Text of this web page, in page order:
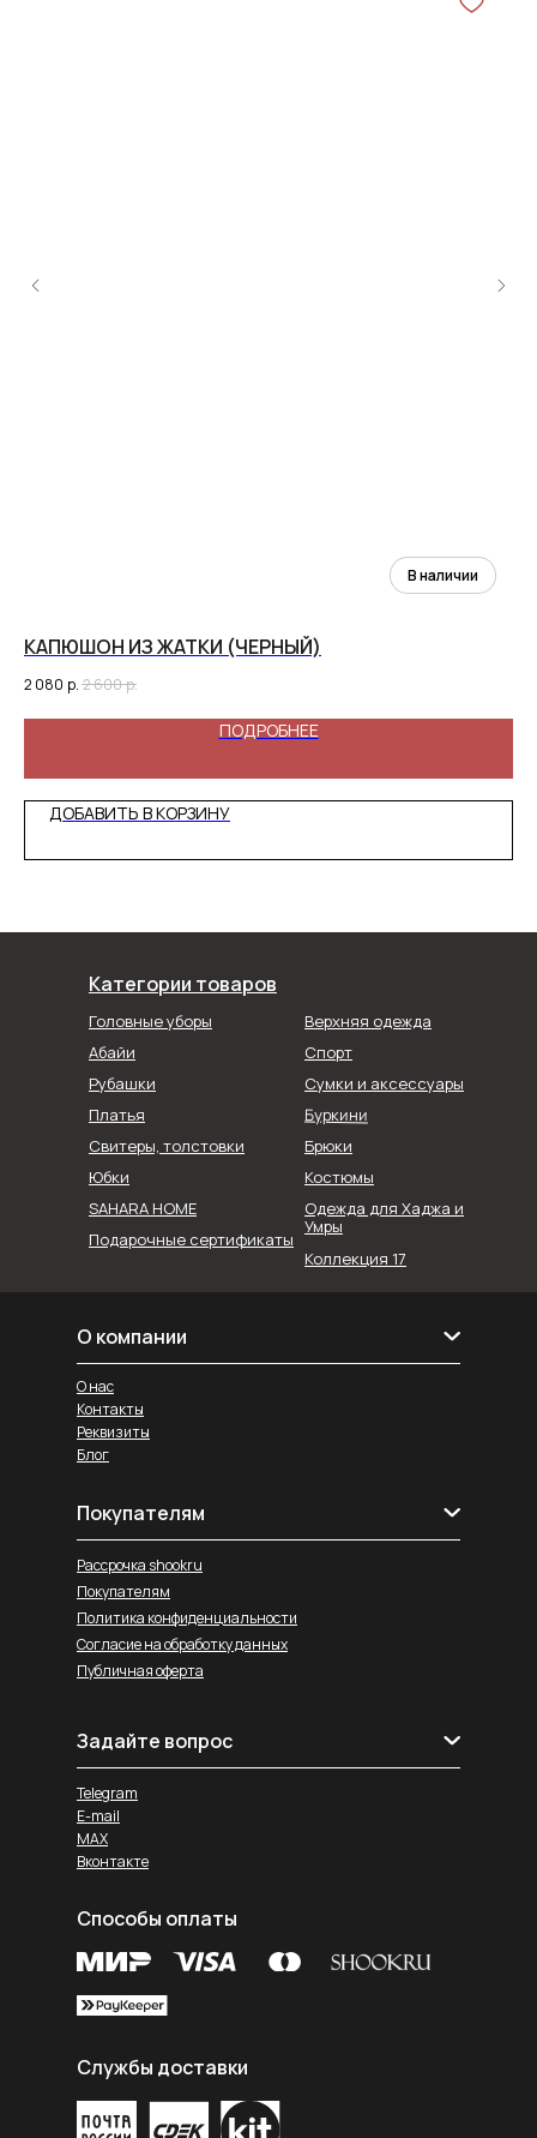
КАПЮШОН ИЗ ЖАТКИ (ЧЕРНЫЙ)
2 080 р. 2 600р.
ПОДРОБНЕЕ
ДОБАВИТЬ В КОРЗИНУ
Категории товаров
Головные уборы
Абайи
Рубашки
Коллекция 17
Спорт
Верхняя одежда
Сумки и аксессуары
Юбки
Брюки
SAHARA HOME
Платья
Свитеры, толстовки
Буркини
Костюмы
Подарочные сертификаты
Одежда для Хаджа и
Умры
О компании
Реквизиты
Блог
О нас
Контакты
Покупателям
Рассрочка shookru
Покупателям
Политика конфиденциальности
Согласие на обработку данных
Публичная оферта
Задайте вопрос
Telegram
E-mail
MAX
Вконтакте
Службы доставки
Способы оплаты